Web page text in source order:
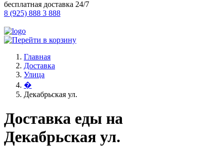
бесплатная доставка 24/7
8 (925) 888 3 888
Главная
Доставка
Улица
�
Декабрьская ул.
Доставка еды на
Декабрьская ул.